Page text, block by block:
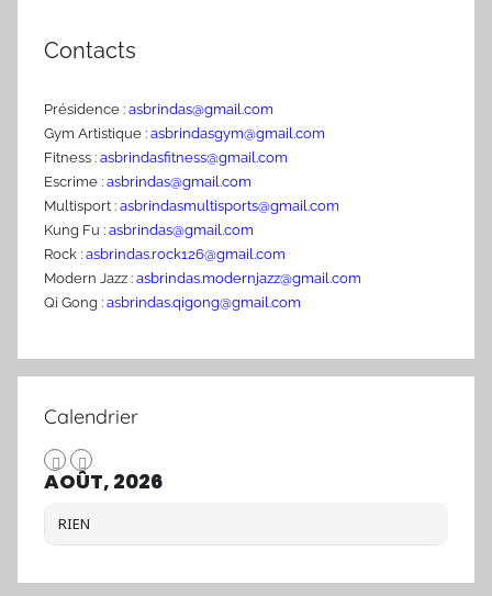
Contacts
Présidence : asbrindas@gmail.com
Gym Artistique : asbrindasgym@gmail.com
Fitness : asbrindasfitness@gmail.com
Escrime : asbrindas@gmail.com
Multisport : asbrindasmultisports@gmail.com
Kung Fu : asbrindas@gmail.com
Rock : asbrindas.rock126@gmail.com
Modern Jazz : asbrindas.modernjazz@gmail.com
Qi Gong : asbrindas.qigong@gmail.com
Calendrier
AOÛT, 2026
RIEN